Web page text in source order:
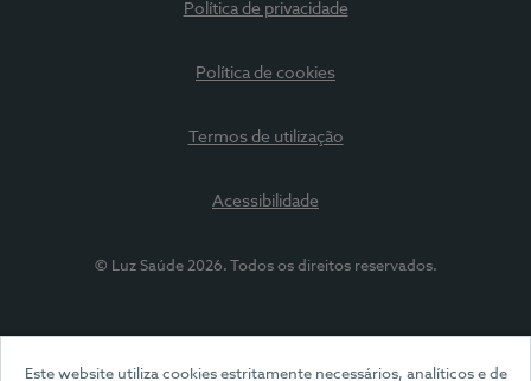
Este website utiliza cookies estritamente necessários, analíticos e de
Política de privacidade
Política de cookies
Termos de utilização
Acessibilidade
© Luz Saúde 2026. Todos os direitos reservados.